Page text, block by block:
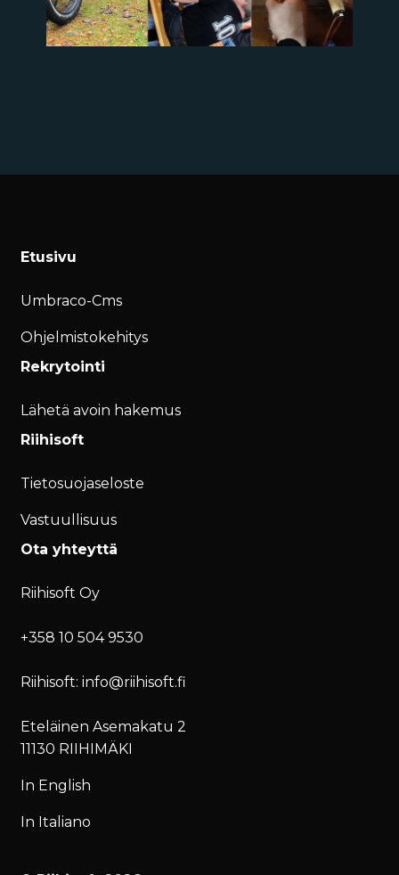
Etusivu
Umbraco-Cms
Ohjelmistokehitys
Rekrytointi
Lähetä avoin hakemus
Riihisoft
Tietosuojaseloste
Vastuullisuus
Ota yhteyttä
Riihisoft Oy
+358 10 504 9530
Riihisoft: info@riihisoft.fi
Eteläinen Asemakatu 2
11130 RIIHIMÄKI
In English
In Italiano